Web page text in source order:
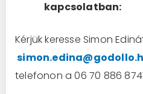
kapcsolatban:
Kérjük keresse Simon
telefonon a 06 70 886